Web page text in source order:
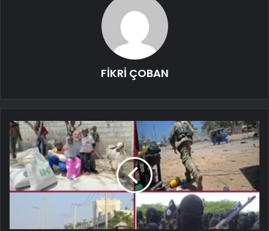
FİKRİ ÇOBAN